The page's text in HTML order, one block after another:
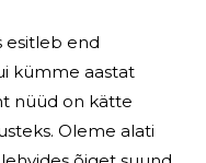
esitleb end
nüüd on kätte
Oleme alati